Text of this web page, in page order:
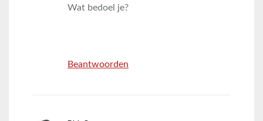
Wat bedoel je?
Beantwoorden